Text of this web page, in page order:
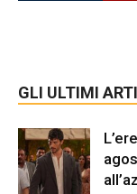
GLI ULTIMI